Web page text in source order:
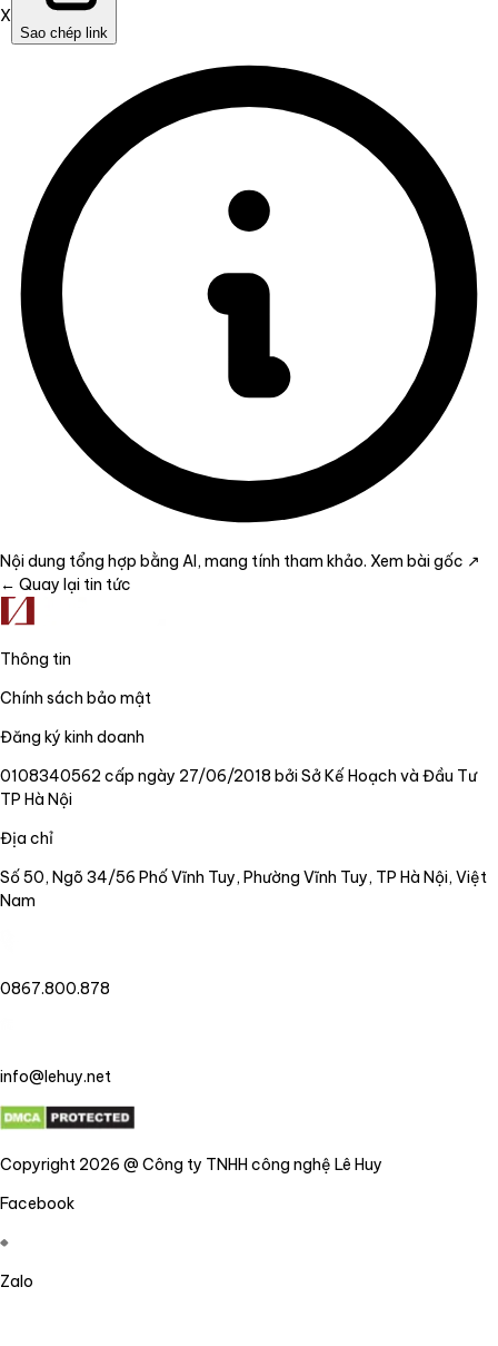
X
Sao chép link
Nội dung tổng hợp bằng AI, mang tính tham khảo. Xem bài gốc ↗
← Quay lại tin tức
Thông tin
Chính sách bảo mật
Đăng ký kinh doanh
0108340562 cấp ngày 27/06/2018 bởi Sở Kế Hoạch và Đầu Tư
TP Hà Nội
Địa chỉ
Số 50, Ngõ 34/56 Phố Vĩnh Tuy, Phường Vĩnh Tuy, TP Hà Nội, Việt
Nam
0867.800.878
info@lehuy.net
Copyright 2026 @ Công ty TNHH công nghệ Lê Huy
Facebook
Zalo